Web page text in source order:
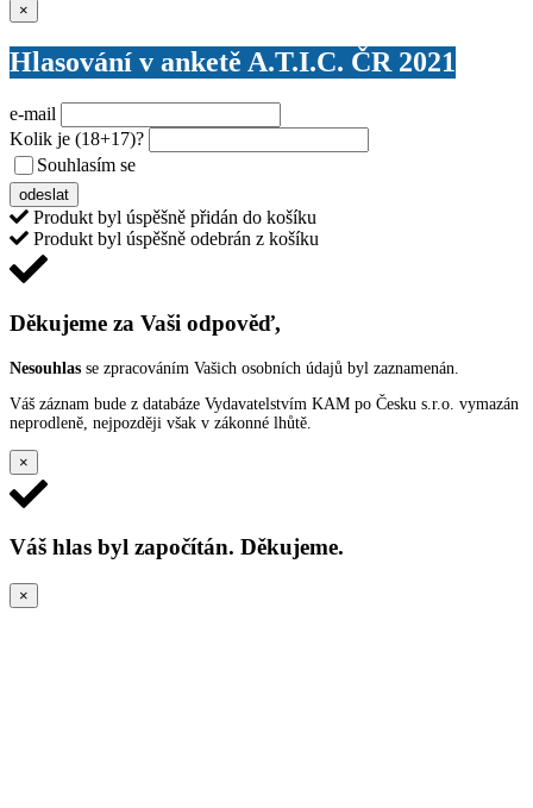
×
Hlasování v anketě A.T.I.C. ČR 2021
e-mail
Kolik je (18+17)?
Souhlasím se
odeslat
Produkt byl úspěšně přidán do košíku
Produkt byl úspěšně odebrán z košíku
Děkujeme za Vaši odpověď,
Nesouhlas se zpracováním Vašich osobních údajů byl zaznamenán.
Váš záznam bude z databáze Vydavatelstvím KAM po Česku s.r.o. vymazán
neprodleně, nejpozději však v zákonné lhůtě.
×
Váš hlas byl započítán. Děkujeme.
×